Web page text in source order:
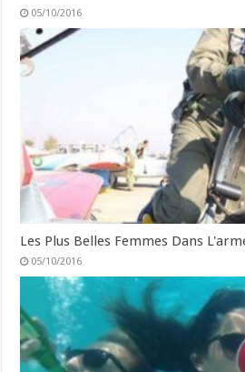
05/10/2016
Les Plus Belles Femmes Dans
05/10/2016